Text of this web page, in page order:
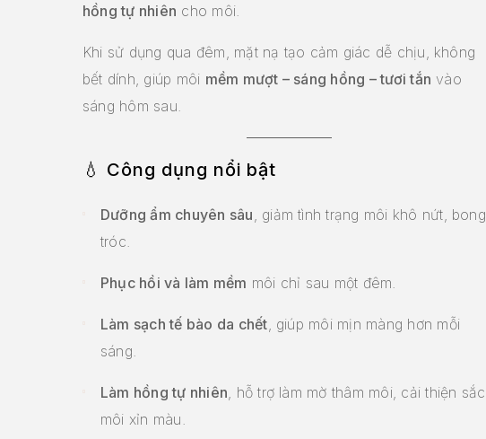
hồng tự nhiên cho môi.
Khi sử dụng qua đêm, mặt nạ tạo cảm giác dễ chịu, không
bết dính, giúp môi mềm mượt – sáng hồng – tươi tắn vào
sáng hôm sau.
💧 Công dụng nổi bật
Dưỡng ẩm chuyên sâu , giảm tình trạng môi khô nứt, bong
tróc.
Phục hồi và làm mềm môi chỉ sau một đêm.
Làm sạch tế bào da chết , giúp môi mịn màng hơn mỗi
sáng.
Làm hồng tự nhiên , hỗ trợ làm mờ thâm môi, cải thiện sắc
môi xỉn màu.